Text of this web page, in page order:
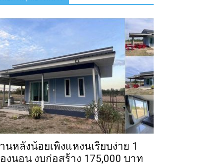
นหลังน้อยเพิงแหงนเรียบง่าย 1
งนอน งบก่อสร้าง 175,000 บาท